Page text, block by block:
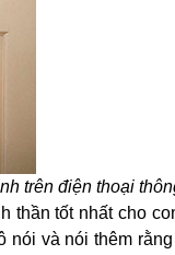
trên điện thoại
tốt nhất cho
và nói thêm